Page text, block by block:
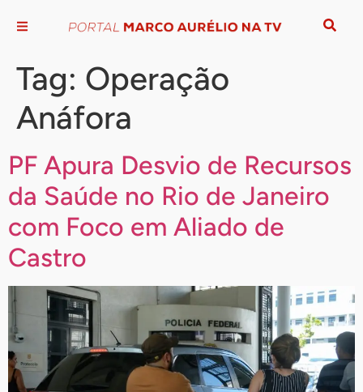
Tag: Operação
Anáfora
PF Apura Desvio de Recursos
da Saúde no Rio de Janeiro
com Foco em Aliado de
Castro